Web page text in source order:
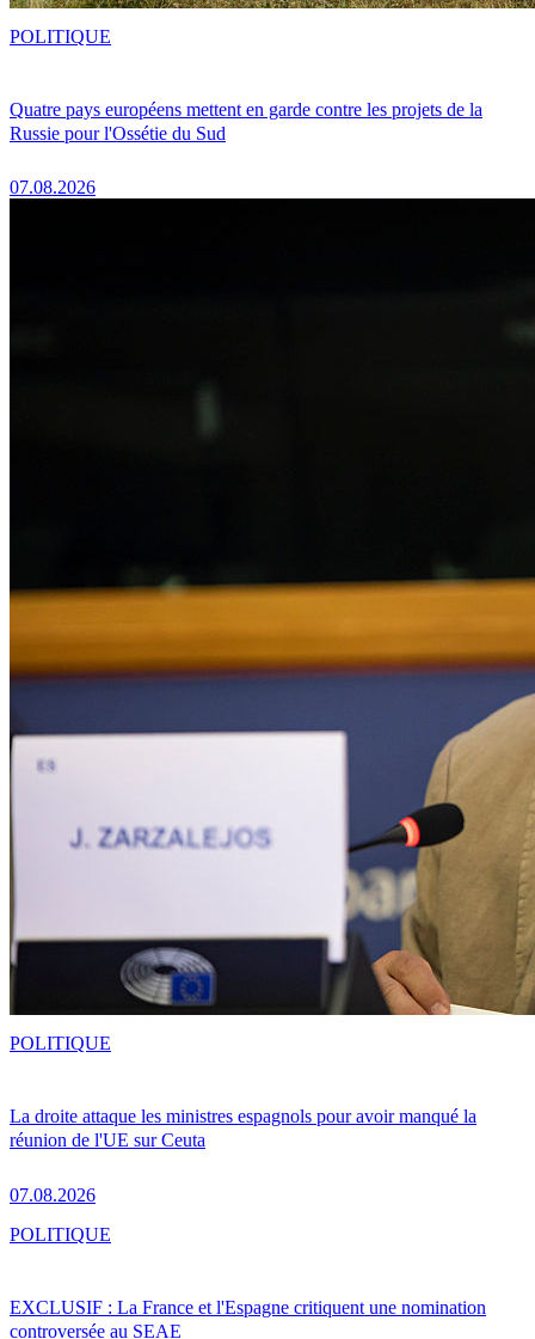
Quatre pays européens mettent en garde contre les projets de la
Russie pour l'Ossétie du Sud
07.08.2026
POLITIQUE
La droite attaque les ministres espagnols pour avoir manqué la
réunion de l'UE sur Ceuta
07.08.2026
POLITIQUE
EXCLUSIF : La France et l'Espagne critiquent une nomination
controversée au SEAE
POLITIQUE